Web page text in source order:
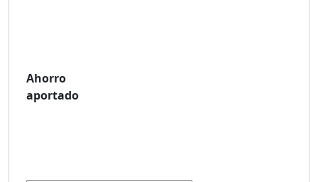
Ahorro
aportado